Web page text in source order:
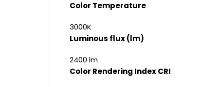
Color Temperature
3000K
Luminous flux (lm)
2400 lm
Color Rendering Index CRI